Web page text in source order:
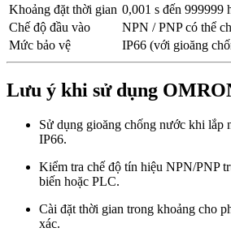
Khoảng đặt thời gian 0,001 s đến 999999
Chế độ đầu vào
NPN / PNP có thể
Mức bảo vệ
IP66 (với gioăng
Lưu ý khi sử dụng
Sử dụng gioăng chống nước khi lắp
IP66.
Kiểm tra chế độ tín hiệu NPN/PNP
biến hoặc PLC.
Cài đặt thời gian trong khoảng cho
xác.